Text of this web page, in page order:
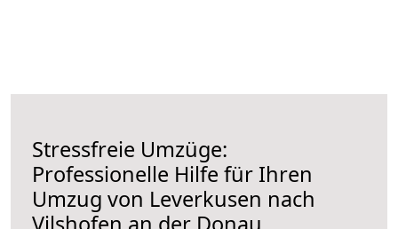
Stressfreie Umzüge:
Professionelle Hilfe für Ihren
Umzug von Leverkusen nach